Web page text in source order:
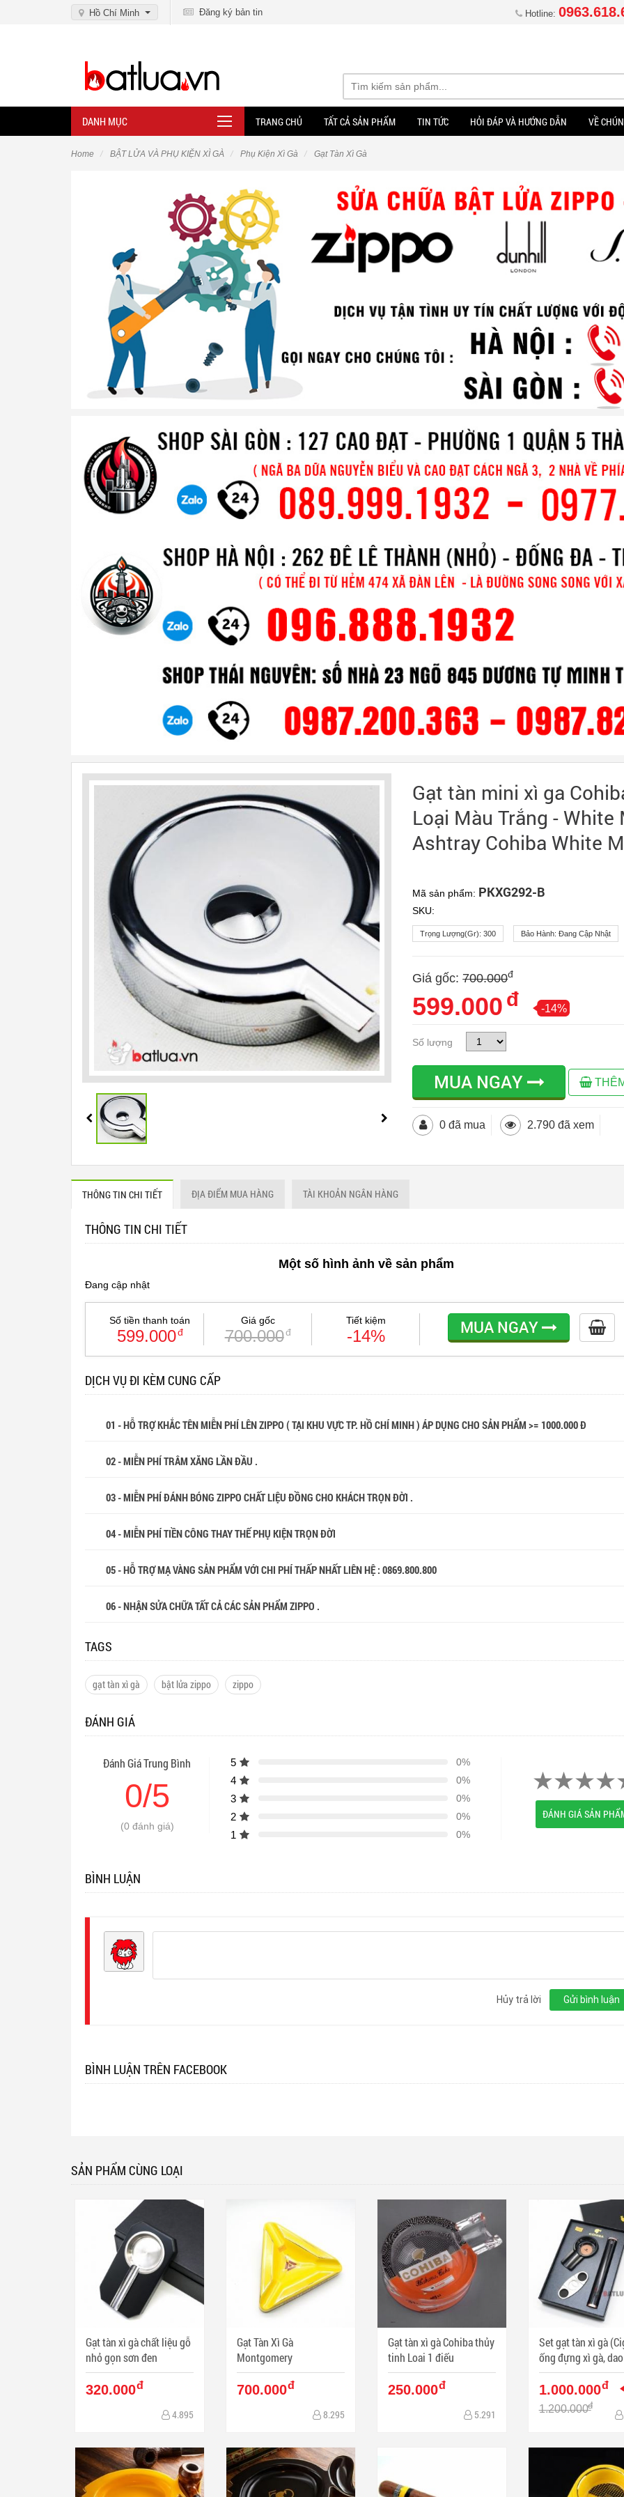
Hồ Chí Minh Đăng ký bản tin Hotline:
DANH MỤC TRANG CHỦ TẤT CẢ SẢN PHẨM TIN TỨC HỎI ĐÁP VÀ HƯỚNG DẪN VỀ
Home BẬT LỬA VÀ PHỤ KIỆN XÌ GÀ Phụ Kiện Xì Gà Gạt Tàn Xì Gà
Gạt tàn mini xì ga
Loại Màu Trắng -
Ashtray Cohiba White
Mã sản phẩm: PKXG292-B
SKU:
Trọng Lượng(gr):300 Bảo Hành:Đang Cập Nhật
Giá gốc: 700.000đ
599.000 đ -14%
Số lượng
MUA NGAY
0 đã mua 2.790 đã xem
THÔNG TIN CHI TIẾT ĐỊA ĐIỂM MUA HÀNG TÀI KHOẢN NGÂN HÀNG
THÔNG TIN CHI TIẾT
Một số hình ảnh về sản phẩm
Đang cập nhật
Số tiền thanh toán
599.000đ
Giá gốc
700.000đ
Tiết kiệm
-14% MUA NGAY
DỊCH VỤ ĐI KÈM CUNG CẤP
01 - HỖ TRỢ KHẮC TÊN MIỄN PHÍ LÊN ZIPPO ( TẠI KHU VỰC TP. HỒ CHÍ MINH ) ÁP DỤNG CHO SẢN PHẨM >= 1000.000 Đ
02 - MIỄN PHÍ TRÂM XĂNG LẦN ĐẦU .
03 - MIỄN PHÍ ĐÁNH BÓNG ZIPPO CHẤT LIỆU ĐỒNG CHO KHÁCH TRỌN ĐỜI .
04 - MIỄN PHÍ TIỀN CÔNG THAY THẾ PHỤ KIỆN TRỌN ĐỜI
05 - HỖ TRỢ MẠ VÀNG SẢN PHẨM VỚI CHI PHÍ THẤP NHẤT LIÊN HỆ : 0869.800.800
06 - NHẬN SỬA CHỮA TẤT CẢ CÁC SẢN PHẨM ZIPPO .
TAGS
gạt tàn xì gà bật lửa zippo zippo
ĐÁNH GIÁ
Đánh Giá Trung Bình
0/5
(0 đánh giá)
5 0%
4 0%
3 0%
2 0%
1 0%
ĐÁNH GIÁ SẢN
BÌNH LUẬN
Gửi bình luận
Hủy trả lời
BÌNH LUẬN TRÊN FACEBOOK
SẢN PHẨM CÙNG LOẠI
Gạt tàn xì gà chất liệu gỗ
nhỏ gọn sơn đen
320.000đ
4.895
Gạt Tàn Xì Gà
Montgomery
700.000đ
8.295
Gạt tàn xì gà Cohiba thủy
tinh Loai 1 điếu
250.000đ
5.291
Set gạt tàn xì gà
ống đựng xì gà,
xì gà Cohiba Màu
1.000.000đ
1.200.000đ